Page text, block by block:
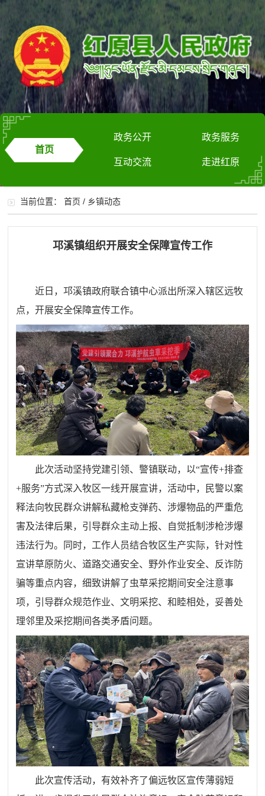
首页
政务公开 政务服务
互动交流 走进红原
当前位置：首页 / 乡镇动态
邛溪镇组织开展安全保障宣传工作
近日，邛溪镇政府联合镇中心派出所深入辖区远牧
点，开展安全保障宣传工作。
此次活动坚持党建引领、警镇联动，以“宣传+排查
+服务”方式深入牧区一线开展宣讲，活动中，民警以案
释法向牧民群众讲解私藏枪支弹药、涉爆物品的严重危
害及法律后果，引导群众主动上报、自觉抵制涉枪涉爆
违法行为。同时，工作人员结合牧区生产实际，针对性
宣讲草原防火、道路交通安全、野外作业安全、反诈防
骗等重点内容，细致讲解了 虫草采挖期间安全注意事
项，引导群众规范作业、文明采挖、和睦相处，妥善处
理邻里及采挖期间各类矛盾问题。
此次宣传活动，有效补齐了偏远牧区宣传薄弱短